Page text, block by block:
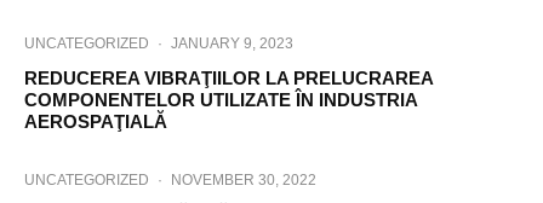
UNCATEGORIZED · JANUARY 9, 2023
REDUCEREA VIBRAŢIILOR LA PRELUCRAREA
COMPONENTELOR UTILIZATE ÎN INDUSTRIA
AEROSPAŢIALĂ
UNCATEGORIZED · NOVEMBER 30, 2022